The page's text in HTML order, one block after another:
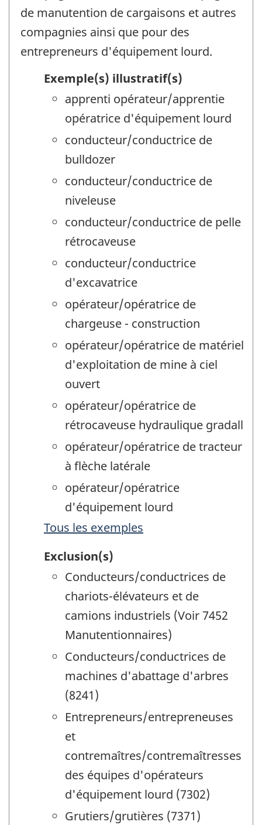
de manutention de cargaisons et autres
compagnies ainsi que pour des
entrepreneurs d'équipement lourd.
Exemple(s) illustratif(s)
apprenti opérateur/apprentie
opératrice d'équipement lourd
conducteur/conductrice de
bulldozer
conducteur/conductrice de
niveleuse
conducteur/conductrice de pelle
rétrocaveuse
conducteur/conductrice
d'excavatrice
opérateur/opératrice de
chargeuse - construction
opérateur/opératrice de matériel
d'exploitation de mine à ciel
ouvert
opérateur/opératrice de
rétrocaveuse hydraulique gradall
opérateur/opératrice de tracteur
à flèche latérale
opérateur/opératrice
d'équipement lourd
Tous les exemples
Exclusion(s)
Conducteurs/conductrices de
chariots-élévateurs et de
camions industriels (Voir 7452
Manutentionnaires)
Conducteurs/conductrices de
machines d'abattage d'arbres
(8241)
Entrepreneurs/entrepreneuses
et
contremaîtres/contremaîtresses
des équipes d'opérateurs
d'équipement lourd (7302)
Grutiers/grutières (7371)